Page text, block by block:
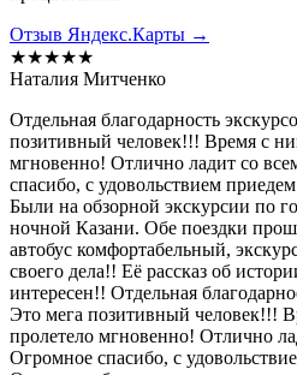
Отзыв Яндекс.Карты →
★★★★★
Наталия Митченко
Отдельная благодарность
позитивный человек!!! Время с
мгновенно! Отлично ладит со
спасибо, с удовольствием
Были на обзорной экскурсии по
ночной Казани. Обе поездки
автобус комфортабельный,
своего дела!! Её рассказ об
интересен!! Отдельная
Это мега позитивный человек!!!
пролетело мгновенно! Отлично
Огромное спасибо, с